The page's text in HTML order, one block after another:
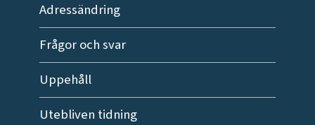
Adressändring
Frågor och svar
Uppehåll
Utebliven tidning